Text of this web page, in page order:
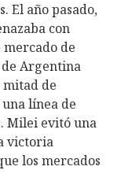
El año pasado,
con
de
Argentina
mitad de
línea de
Milei evitó una
victoria
los mercados